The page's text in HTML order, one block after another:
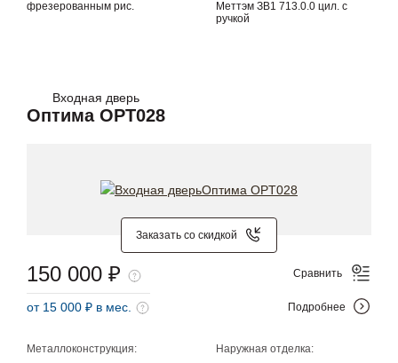
фрезерованным рис.
Меттэм ЗВ1 713.0.0 цил. с
ручкой
Входная дверь
Оптима OPT028
Заказать со скидкой
Металлоконструкция:
Наружная отделка:
150 000 ₽
от 15 000 ₽ в мес.
Сравнить
Подробнее